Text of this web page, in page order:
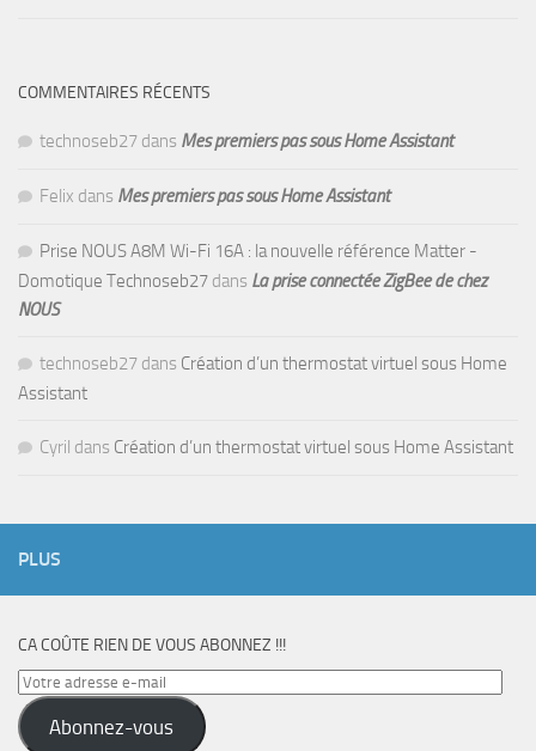
COMMENTAIRES RÉCENTS
technoseb27 dans Mes premiers pas sous Home Assistant
Felix dans Mes premiers pas sous Home Assistant
Prise NOUS A8M Wi-Fi 16A : la nouvelle référence Matter -
Domotique Technoseb27 dans La prise connectée ZigBee de chez
NOUS
technoseb27 dans Création d’un thermostat virtuel sous Home
Assistant
Cyril dans Création d’un thermostat virtuel sous Home Assistant
PLUS
CA COÛTE RIEN DE VOUS ABONNEZ !!!
Votre
adresse
e-
Abonnez-vous